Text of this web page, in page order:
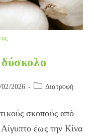
02/2026
Post Διατροφή
σκοπούς από
έως την Κίνα